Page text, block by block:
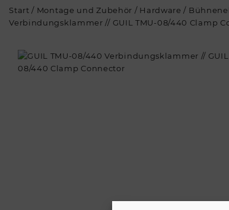
Start / Montage und Zubehör / Hardware /
Verbindungsklammer // GUIL TMU-08/440 Clamp